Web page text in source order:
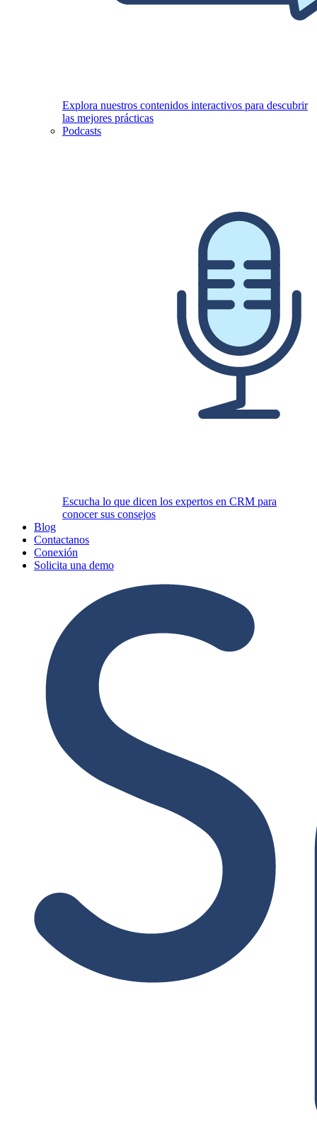
Explora nuestros contenidos interactivos para descubrir
las mejores prácticas
Podcasts
Escucha lo que dicen los expertos en CRM para
conocer sus consejos
Blog
Contactanos
Conexión
Solicita una demo